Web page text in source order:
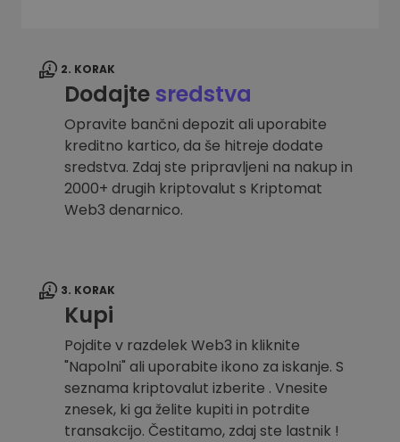
2. KORAK
Dodajtesredstva
Opravite bančni depozit ali uporabite
kreditno kartico, da še hitreje dodate
sredstva. Zdaj ste pripravljeni na nakup in
2000+ drugih kriptovalut s Kriptomat
Web3 denarnico.
3. KORAK
Kupi
Pojdite v razdelek Web3 in kliknite
"Napolni" ali uporabite ikono za iskanje. S
seznama kriptovalut izberite . Vnesite
znesek, ki ga želite kupiti in potrdite
transakcijo. Čestitamo, zdaj ste lastnik !